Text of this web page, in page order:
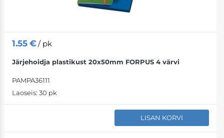
1.55 €/ pk
Järjehoidja plastikust 20x50mm FORPUS 4 värvi
PAMPA36111
Laoseis: 30 pk
LISAN KORVI